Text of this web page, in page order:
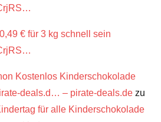
0,49 € für 3 kg schnell sein
Kostenlos Kinderschokolade
deals.d… – pirate-deals.de zu
für alle Kinderschokolade